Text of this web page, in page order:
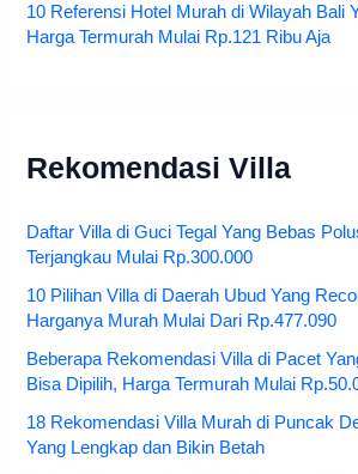
10 Referensi Hotel Murah di Wilayah Bali
Harga Termurah Mulai Rp.121 Ribu Aja
Rekomendasi Villa
Daftar Villa di Guci Tegal Yang Bebas
Terjangkau Mulai Rp.300.000
10 Pilihan Villa di Daerah Ubud Yang
Harganya Murah Mulai Dari Rp.477.090
Beberapa Rekomendasi Villa di Pacet
Bisa Dipilih, Harga Termurah Mulai
18 Rekomendasi Villa Murah di Puncak
Yang Lengkap dan Bikin Betah